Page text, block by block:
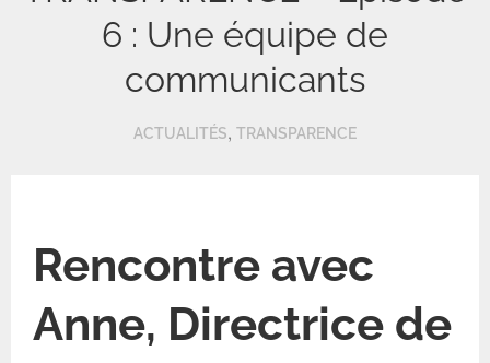
6 : Une équipe de
communicants
ACTUALITÉS, TRANSPARENCE
Rencontre avec
Anne, Directrice de